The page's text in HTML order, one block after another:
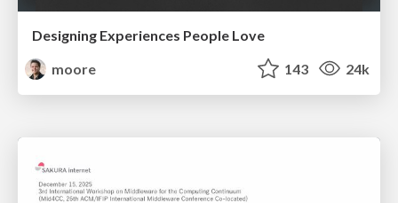
Designing Experiences People Love
moore
143 24k